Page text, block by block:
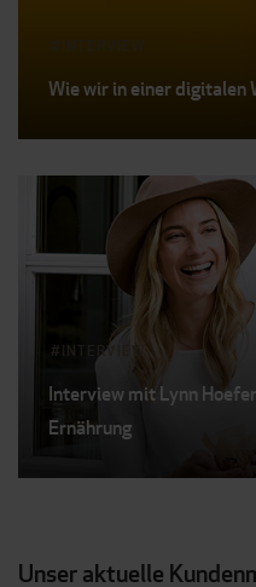
Wie wir in einer digitalen
INTERVIEW
Interview mit Lynn
Ernährung
Unser aktuelle